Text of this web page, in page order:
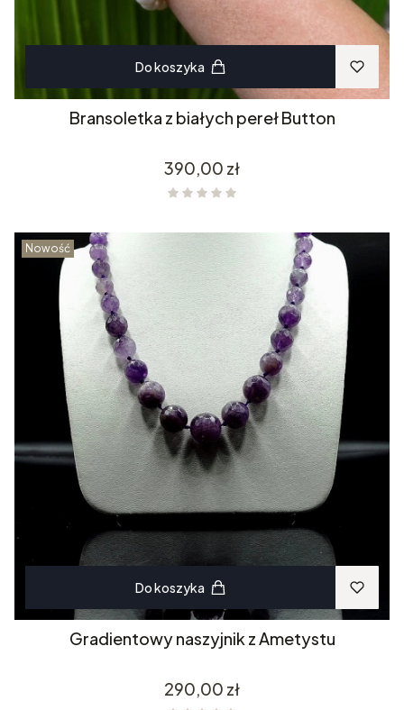
Do koszyka
Bransoletka z białych pereł Button
Cena
390,00 zł
Nowość
Do koszyka
Gradientowy naszyjnik z Ametystu
Cena
290,00 zł